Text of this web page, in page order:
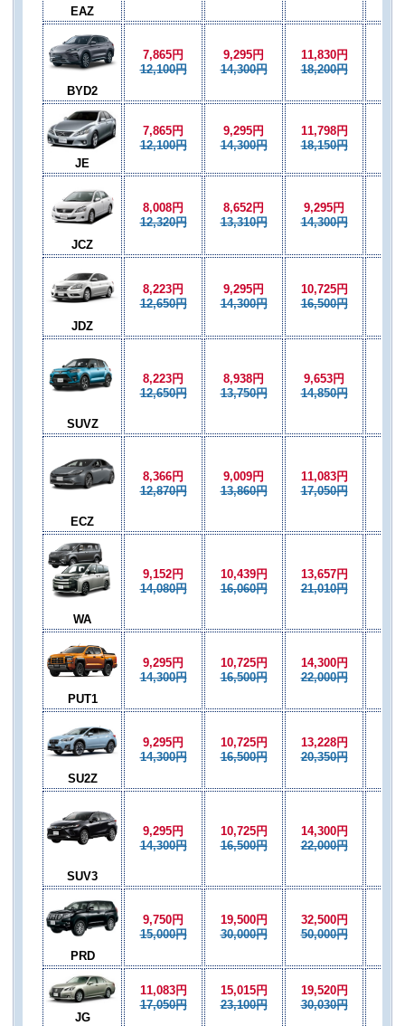
EAZ
BYD2
7,865円
12,100円
9,295円
14,300円
11,830円
18,200円
JE
7,865円
12,100円
9,295円
14,300円
11,798円
18,150円
JCZ
8,008円
12,320円
8,652円
13,310円
9,295円
14,300円
JDZ
8,223円
12,650円
9,295円
14,300円
10,725円
16,500円
SUVZ
8,223円
12,650円
8,938円
13,750円
9,653円
14,850円
ECZ
8,366円
12,870円
9,009円
13,860円
11,083円
17,050円
WA
9,152円
14,080円
10,439円
16,060円
13,657円
21,010円
PUT1
9,295円
14,300円
10,725円
16,500円
14,300円
22,000円
SU2Z
9,295円
14,300円
10,725円
16,500円
13,228円
20,350円
SUV3
9,295円
14,300円
10,725円
16,500円
14,300円
22,000円
PRD
9,750円
15,000円
19,500円
30,000円
32,500円
50,000円
JG
11,083円
17,050円
15,015円
23,100円
19,520円
30,030円